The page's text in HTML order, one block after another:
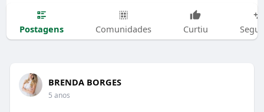
Postagens Comunidades Curtiu
BRENDA BORGES
5 anos